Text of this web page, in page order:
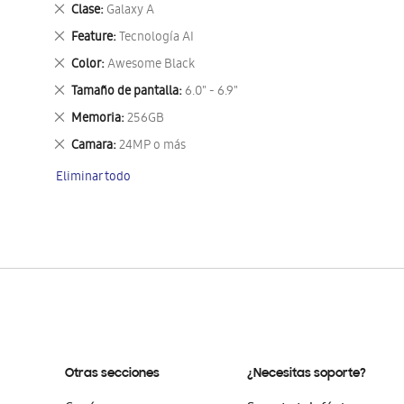
artículo
Clase Galaxy A
Eliminar
este
artículo
Feature Tecnología AI
Eliminar
este
artículo
Color Awesome Black
Eliminar
este
artículo
Tamaño de pantalla 6.0" - 6.9"
Eliminar
este
artículo
Memoria 256GB
Eliminar
este
artículo
Camara 24MP o más
Eliminar
artículo
Eliminar todo
Otras secciones ¿Necesitas soporte?